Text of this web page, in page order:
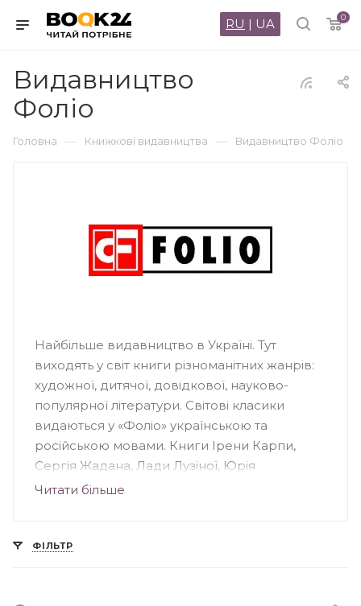
0
RU | UA
Видавництво
Фоліо
Головна — Книжкові видавництва — Видавництво Фоліо
Найбільше видавництво в Україні. Тут
виходять у світ книги різноманітних жанрів:
художної, дитячої, довідкової, науково-
популярної літератури. Світові класики
видаються у «Фоліо» українською та
російською мовами. Книги Ірени Карпи,
Сергія Жадана, Лади Лузіної, Юрія
Андруховича, Андрія Кокотюхи та інших
серій, серед яких: «Домашня бібліотека»,
Читати більше
ФІЛЬТР